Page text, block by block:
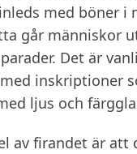
med böner i
går människor
Det är
inskriptioner
ljus och
av firandet är